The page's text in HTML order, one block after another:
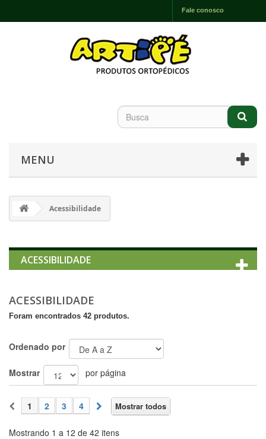
Fale conosco
MENU
Acessibilidade
ACESSIBILIDADE
ACESSIBILIDADE
Foram encontrados 42 produtos.
Ordenado por
Mostrar por página
Mostrar todos
1 2 3 4
Mostrando 1 a 12 de 42 itens